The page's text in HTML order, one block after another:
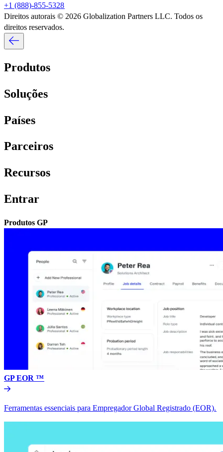
+1 (888)-855-5328​​
Direitos autorais © 2026 Globalization Partners LLC. Todos os
direitos reservados.​​
Produtos​​
Soluções​​
Países​​
Parceiros​​
Recursos​​
Entrar​​
Produtos GP​​
GP EOR ™​​
Ferramentas essenciais para Empregador Global Registrado (EOR).​​